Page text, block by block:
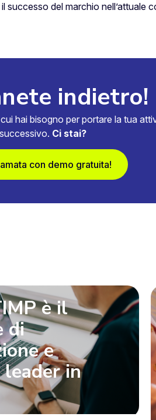
successo del marchio nell’attuale
indietro!
hai bisogno per portare la tua
Ci stai?
con demo gratuita!
è il
di
e
in